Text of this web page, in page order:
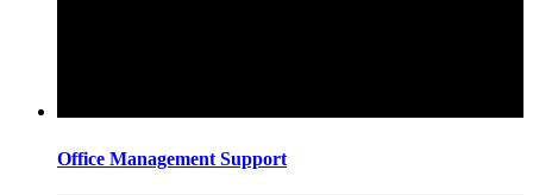
Office Management Support